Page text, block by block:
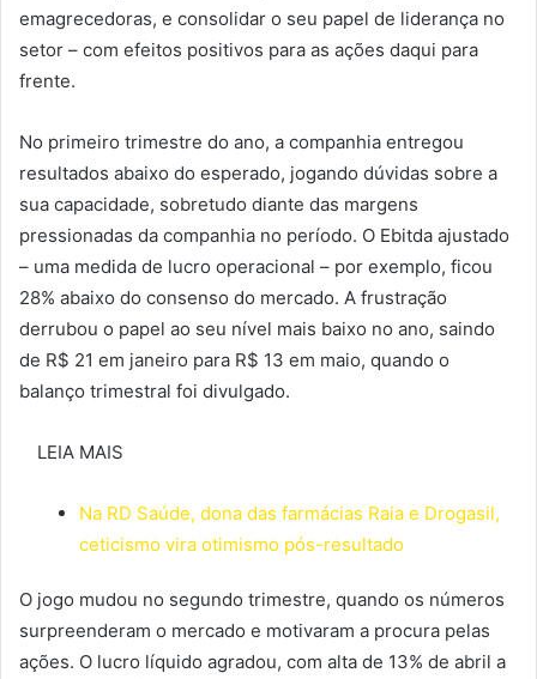
emagrecedoras, e consolidar o seu papel de liderança no
setor – com efeitos positivos para as ações daqui para
frente.
No primeiro trimestre do ano, a companhia entregou
resultados abaixo do esperado, jogando dúvidas sobre a
sua capacidade, sobretudo diante das margens
pressionadas da companhia no período. O Ebitda ajustado
– uma medida de lucro operacional – por exemplo, ficou
28% abaixo do consenso do mercado. A frustração
derrubou o papel ao seu nível mais baixo no ano, saindo
de R$ 21 em janeiro para R$ 13 em maio, quando o
balanço trimestral foi divulgado.
LEIA MAIS
Na RD Saúde, dona das farmácias Raia e Drogasil,
ceticismo vira otimismo pós-resultado
O jogo mudou no segundo trimestre, quando os números
surpreenderam o mercado e motivaram a procura pelas
ações. O lucro líquido agradou, com alta de 13% de abril a